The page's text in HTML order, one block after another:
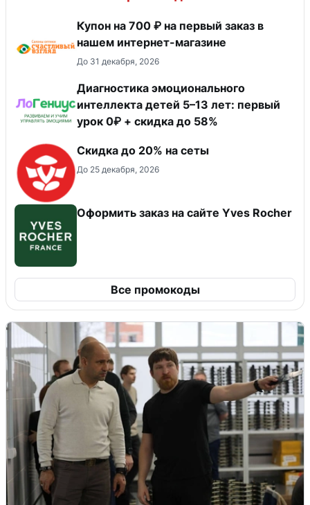
Купон на 700 ₽ на первый заказ в
нашем интернет-магазине
До 31 декабря, 2026
Диагностика эмоционального
интеллекта детей 5–13 лет: первый
урок 0₽ + скидка до 58%
Скидка до 20% на сеты
До 25 декабря, 2026
Оформить заказ на сайте Yves Rocher
Все промокоды